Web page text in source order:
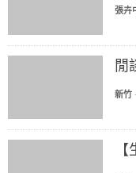
張卉
閒
新竹 -